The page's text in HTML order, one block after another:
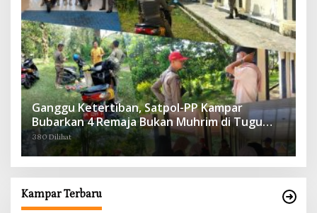
Ganggu Ketertiban, Satpol-PP Kampar
Bubarkan 4 Remaja Bukan Muhrim di Tugu
Batu Hitam dan Tigo Tungku Sajoangan
380 Dilihat
Kampar Terbaru